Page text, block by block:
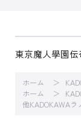
東京魔人學園伝
ホーム
ホーム
他KADOKAWA